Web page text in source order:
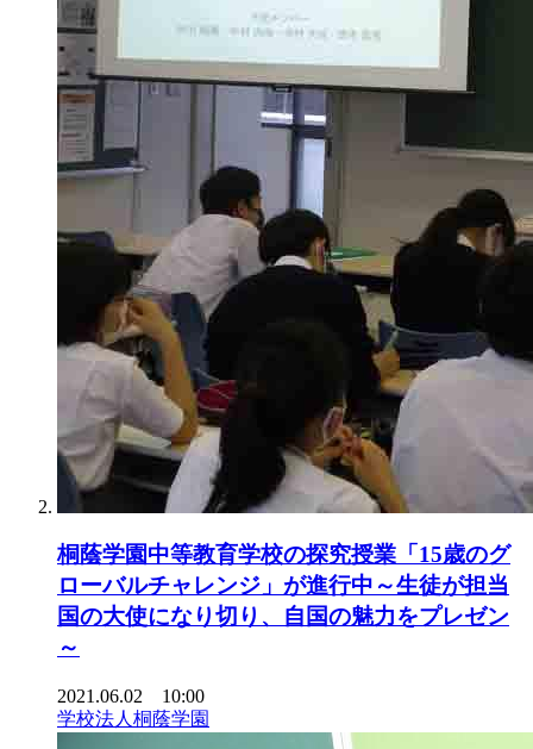
桐蔭学園中等教育学校の探究授業「15歳のグ
ローバルチャレンジ」が進行中～生徒が担当
国の大使になり切り、自国の魅力をプレゼン
～
2021.06.02 10:00
学校法人桐蔭学園